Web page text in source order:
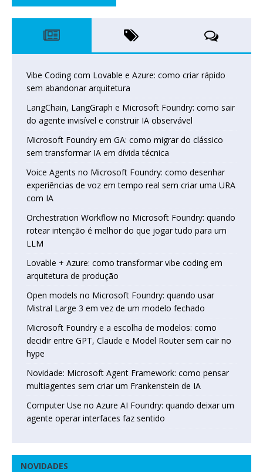
Vibe Coding com Lovable e Azure: como criar rápido
sem abandonar arquitetura
LangChain, LangGraph e Microsoft Foundry: como sair
do agente invisível e construir IA observável
Microsoft Foundry em GA: como migrar do clássico
sem transformar IA em dívida técnica
Voice Agents no Microsoft Foundry: como desenhar
experiências de voz em tempo real sem criar uma URA
com IA
Orchestration Workflow no Microsoft Foundry: quando
rotear intenção é melhor do que jogar tudo para um
LLM
Lovable + Azure: como transformar vibe coding em
arquitetura de produção
Open models no Microsoft Foundry: quando usar
Mistral Large 3 em vez de um modelo fechado
Microsoft Foundry e a escolha de modelos: como
decidir entre GPT, Claude e Model Router sem cair no
hype
Novidade: Microsoft Agent Framework: como pensar
multiagentes sem criar um Frankenstein de IA
Computer Use no Azure AI Foundry: quando deixar um
agente operar interfaces faz sentido
NOVIDADES